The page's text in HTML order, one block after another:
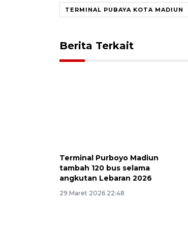
TERMINAL PUBAYA KOTA MADIUN
Berita Terkait
Terminal Purboyo Madiun
tambah 120 bus selama
angkutan Lebaran 2026
29 Maret 2026 22:48